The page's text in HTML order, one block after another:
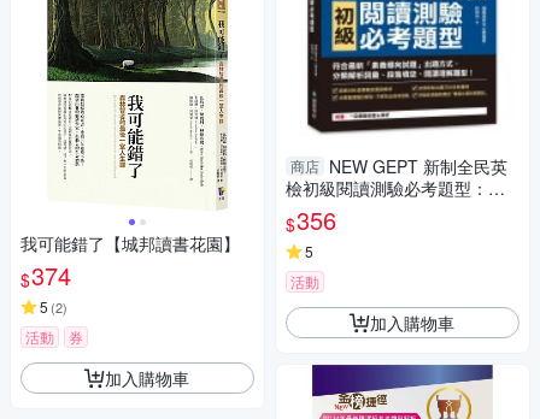
我可能錯了【城邦讀書花園】
$374
5 (2)
活動 券
加入購物車
商店 NEW GEPT 新制全民英
檢初級閱讀測驗必考題型：符
合最新「素養導向試題」出題
$356
5
活動
加入購物車